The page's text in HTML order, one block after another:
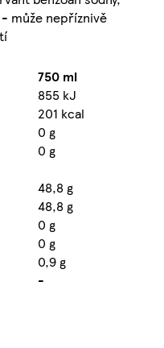
může nepříznivě
750 ml
855 kJ
201 kcal
0 g
0 g
48,8 g
48,8 g
0 g
0 g
0,9 g
-